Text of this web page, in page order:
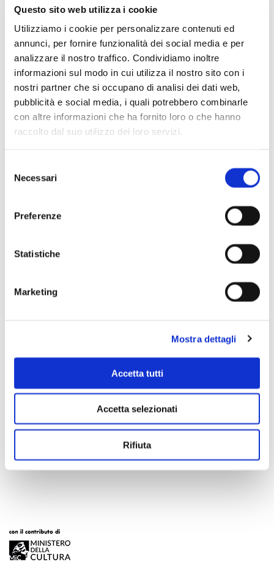
Questo sito web utilizza i cookie
Utilizziamo i cookie per personalizzare contenuti ed
annunci, per fornire funzionalità dei social media e per
analizzare il nostro traffico. Condividiamo inoltre
informazioni sul modo in cui utilizza il nostro sito con i
nostri partner che si occupano di analisi dei dati web,
pubblicità e social media, i quali potrebbero combinarle
con altre informazioni che ha fornito loro o che hanno
raccolto dal suo utilizzo dei loro servizi.
delNecessari
Preferenze
Statistiche
Marketing
Mostra dettagli
Accetta tutti
Accetta selezionati
Rifiuta
Scopri di più